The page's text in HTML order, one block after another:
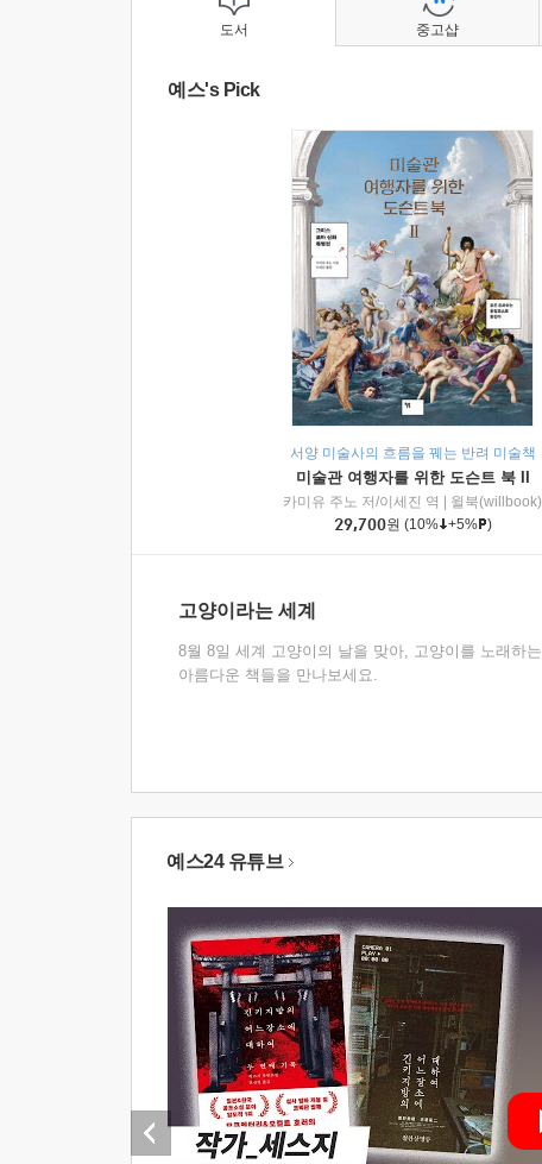
도서
예스's Pick
서양 미술사의 흐름을 꿰는 반려 미술책
미술관 여행자를 위한 도슨트 북 II
카미유 주노 저/이세진 역
윌북(willbook)
29,700원 (10% +5% )
고양이라는 세계
8월 8일 세계 고양이의 날을 맞아, 고양이를 노래하는
아름다운 책들을 만나보세요.
중고샵
예스24 유튜브